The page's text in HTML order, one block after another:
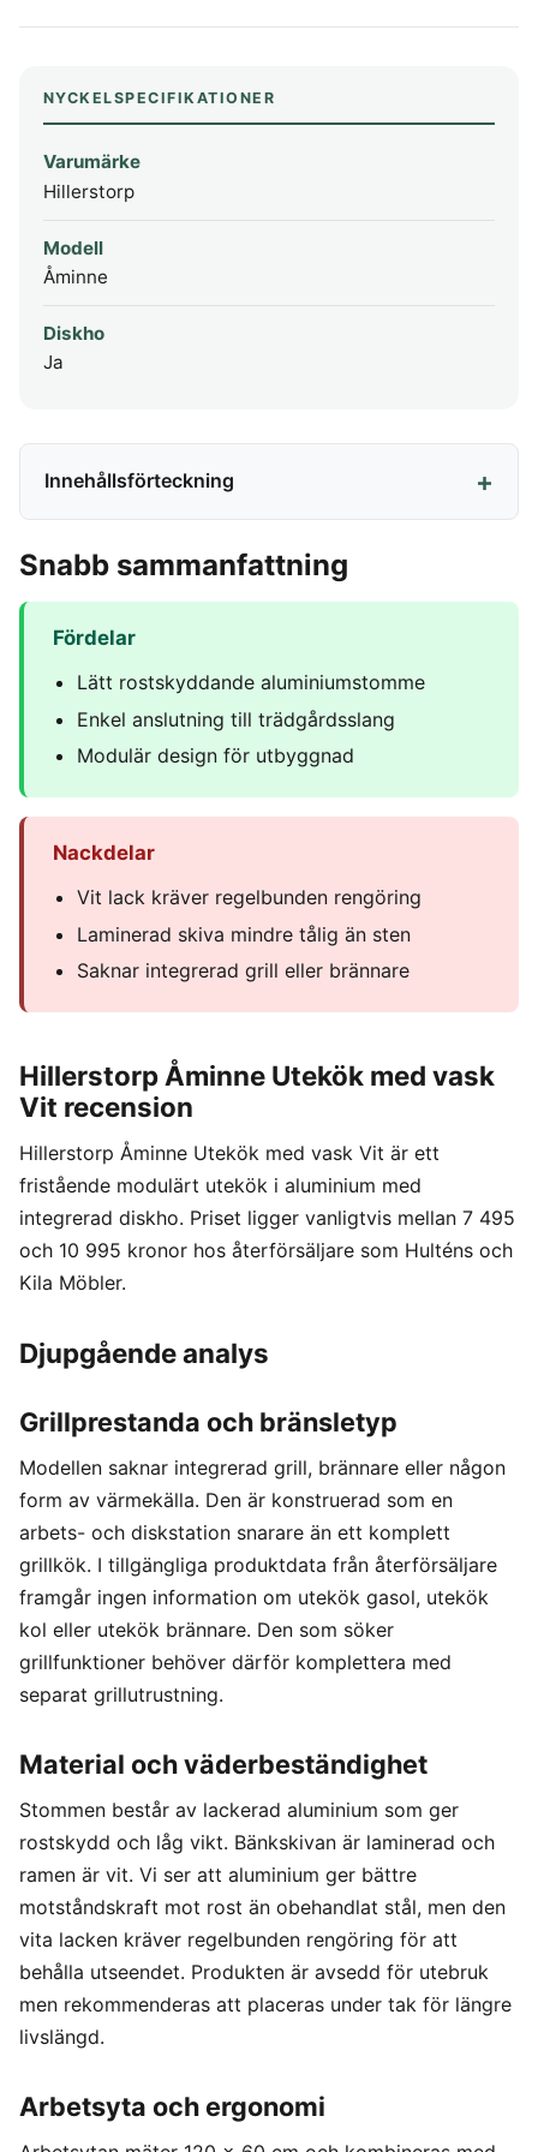
NYCKELSPECIFIKATIONER
Varumärke
Hillerstorp
Modell
Åminne
Diskho
Ja
Innehållsförteckning
Snabb sammanfattning
Fördelar
Lätt rostskyddande aluminiumstomme
Enkel anslutning till trädgårdsslang
Modulär design för utbyggnad
Nackdelar
Vit lack kräver regelbunden rengöring
Laminerad skiva mindre tålig än sten
Saknar integrerad grill eller brännare
Hillerstorp Åminne Utekök med vask
Vit recension
Hillerstorp Åminne Utekök med vask Vit är ett
fristående modulärt utekök i aluminium med
integrerad diskho. Priset ligger vanligtvis mellan 7 495
och 10 995 kronor hos återförsäljare som Hulténs och
Kila Möbler.
Djupgående analys
Grillprestanda och bränsletyp
Modellen saknar integrerad grill, brännare eller någon
form av värmekälla. Den är konstruerad som en
arbets- och diskstation snarare än ett komplett
grillkök. I tillgängliga produktdata från återförsäljare
framgår ingen information om utekök gasol, utekök
kol eller utekök brännare. Den som söker
grillfunktioner behöver därför komplettera med
separat grillutrustning.
Material och väderbeständighet
Stommen består av lackerad aluminium som ger
rostskydd och låg vikt. Bänkskivan är laminerad och
ramen är vit. Vi ser att aluminium ger bättre
motståndskraft mot rost än obehandlat stål, men den
vita lacken kräver regelbunden rengöring för att
behålla utseendet. Produkten är avsedd för utebruk
men rekommenderas att placeras under tak för längre
livslängd.
Arbetsyta och ergonomi